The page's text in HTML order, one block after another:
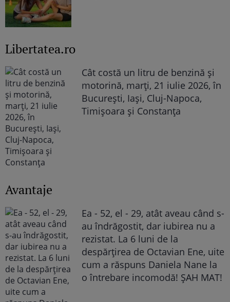
Libertatea.ro
Cât costă un litru de benzină și
motorină, marți, 21 iulie 2026, în
București, Iași, Cluj-Napoca,
Timișoara și Constanța
Avantaje
Ea - 52, el - 29, atât aveau când s-
au îndrăgostit, dar iubirea nu a
rezistat. La 6 luni de la
despărțirea de Octavian Ene, uite
cum a răspuns Daniela Nane la
o întrebare incomodă! ȘAH MAT!